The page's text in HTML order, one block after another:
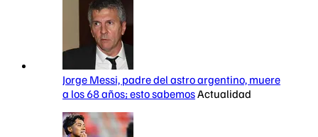
Jorge Messi, padre del astro argentino, muere
a los 68 años; esto sabemosActualidad